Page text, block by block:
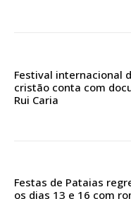
Acesso aos
assinantes
Festival internacional
cristão conta com
Rui Caria
Festas de Pataias
os dias 13 e 16 com